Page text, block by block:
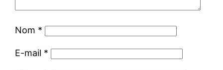
Nom *
E-mail *